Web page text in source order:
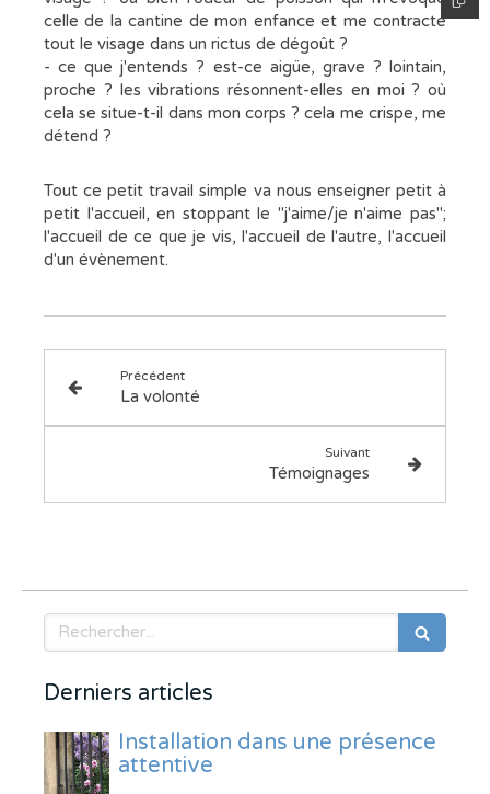
celle de la cantine de mon enfance et me contracte
tout le visage dans un rictus de dégoût ?
- ce que j'entends ? est-ce aigüe, grave ? lointain,
proche ? les vibrations résonnent-elles en moi ? où
cela se situe-t-il dans mon corps ? cela me crispe, me
détend ?
Tout ce petit travail simple va nous enseigner petit à
petit l'accueil, en stoppant le "j'aime/je n'aime pas";
l'accueil de ce que je vis, l'accueil de l'autre, l'accueil
d'un évènement.
Précédent
La volonté
Suivant
Témoignages
Rechercher
Derniers articles
Installation dans une présence
attentive